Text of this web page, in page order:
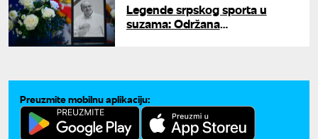
Legende srpskog sporta u
suzama: Održana
Preuzmite mobilnu aplikaciju: